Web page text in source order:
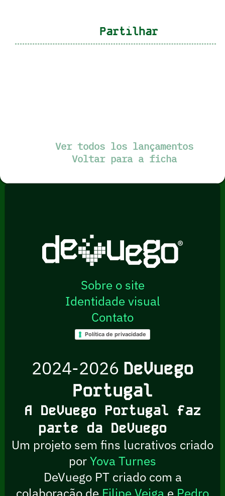
Partilhar
Ver todos los lançamentos
Voltar para a ficha
Sobre o site
Identidade visual
Contato
Política de privacidade
2024-2026 DeVuego
Portugal
A DeVuego Portugal faz
parte da DeVuego
Um projeto sem fins lucrativos criado
porYova Turnes
DeVuego PT criado com a